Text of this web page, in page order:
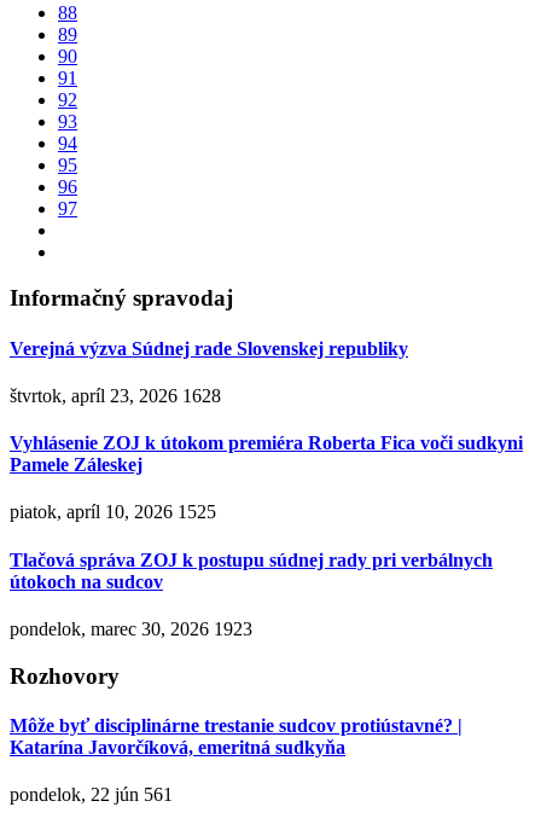
88
89
90
91
92
93
94
95
96
97
Informačný spravodaj
Verejná výzva Súdnej rade Slovenskej republiky
štvrtok, apríl 23, 2026 1628
Vyhlásenie ZOJ k útokom premiéra Roberta Fica voči sudkyni
Pamele Záleskej
piatok, apríl 10, 2026 1525
Tlačová správa ZOJ k postupu súdnej rady pri verbálnych
útokoch na sudcov
pondelok, marec 30, 2026 1923
Rozhovory
Môže byť disciplinárne trestanie sudcov protiústavné? |
Katarína Javorčíková, emeritná sudkyňa
pondelok, 22 jún 561